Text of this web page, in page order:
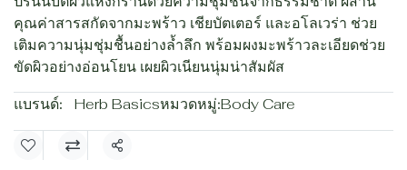
คุณค่าสารสกัดจากมะพร้าว เชียบัตเตอร์ และอโลเวร่า ช่วย
เติมความนุ่มชุ่มชื้นอย่างล้ำลึก พร้อมผงมะพร้าวละเอียดช่วย
ขัดผิวอย่างอ่อนโยน เผยผิวเนียนนุ่มน่าสัมผัส
แบรนด์: Herb Basicsหมวดหมู่:Body Care
แชร์